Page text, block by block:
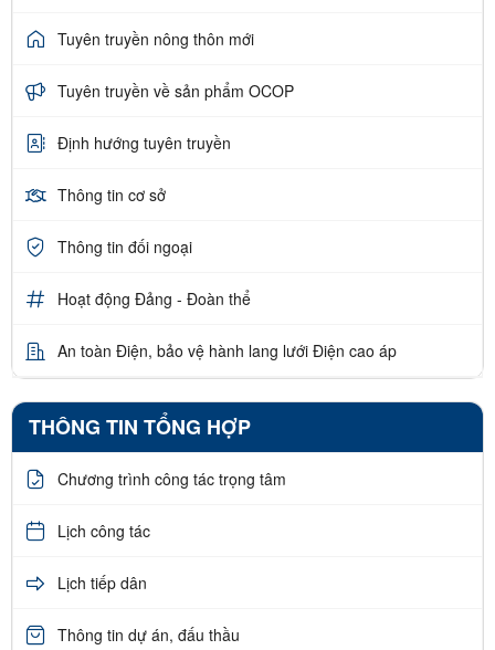
Tuyên truyền nông thôn mới
Tuyên truyền về sản phẩm OCOP
Định hướng tuyên truyền
Thông tin cơ sở
Thông tin đối ngoại
Hoạt động Đảng - Đoàn thể
An toàn Điện, bảo vệ hành lang lưới Điện cao áp
THÔNG TIN TỔNG HỢP
Chương trình công tác trọng tâm
Lịch công tác
Lịch tiếp dân
Thông tin dự án, đấu thầu